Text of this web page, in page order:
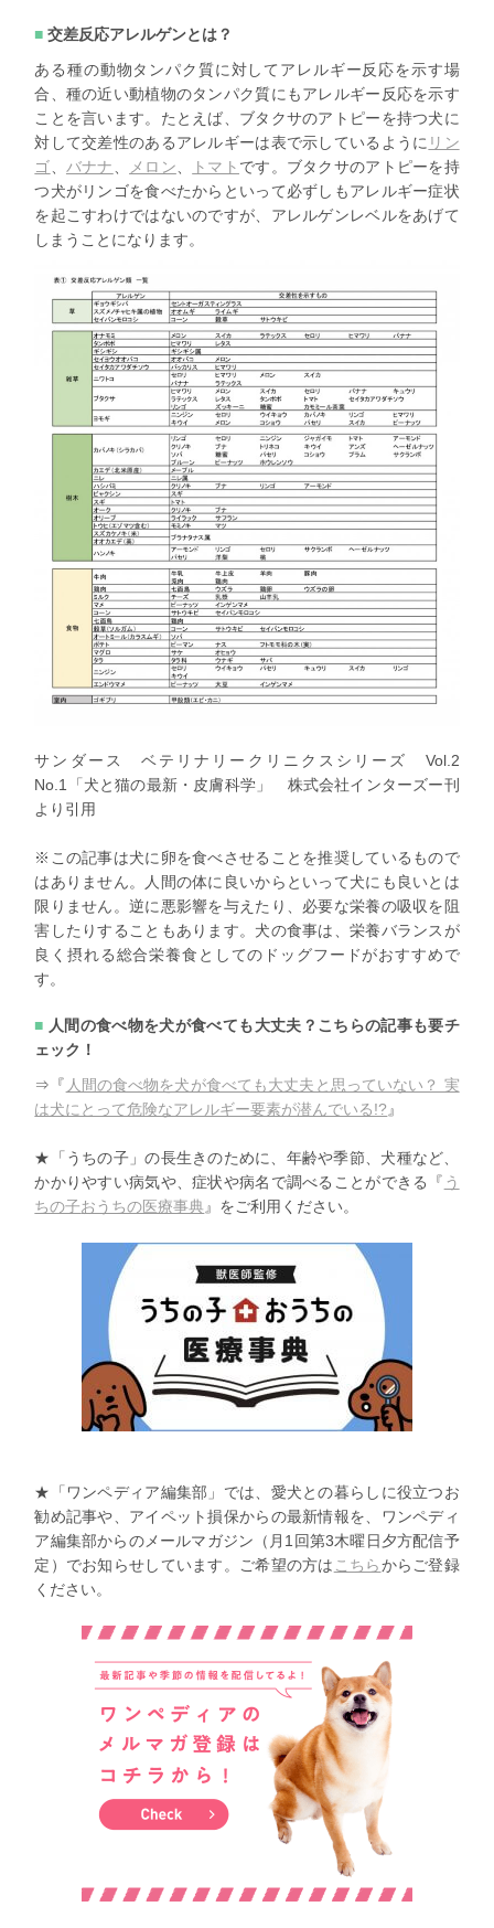
交差反応アレルゲンとは？
ある種の動物タンパク質に対してアレルギー反応を示す場
合、種の近い動植物のタンパク質にもアレルギー反応を示す
ことを言います。たとえば、ブタクサのアトピーを持つ犬に
対して交差性のあるアレルギーは表で示しているように リン
ゴ
バナナ メロン トマト です。ブタクサのアトピーを持
つ犬がリンゴを食べたからといって必ずしもアレルギー症状
を起こすわけではないのですが、アレルゲンレベルをあげて
しまうことになります。
サンダース ベテリナリークリニクスシリーズ Vol.2
No.1「犬と猫の最新・皮膚科学」 株式会社インターズー刊
より引用
※この記事は犬に卵を食べさせることを推奨しているもので
はありません。人間の体に良いからといって犬にも良いとは
限りません。逆に悪影響を与えたり、必要な栄養の吸収を阻
害したりすることもあります。犬の食事は、栄養バランスが
良く摂れる総合栄養食としてのドッグフードがおすすめで
す。
人間の食べ物を犬が食べても大丈夫？こちらの記事も要チ
ェック！
⇒『 人間の食べ物を犬が食べても大丈夫と思っていない？ 実
は犬にとって危険なアレルギー要素が潜んでいる!?』
★「うちの子」の長生きのために、年齢や季節、犬種など、
かかりやすい病気や、症状や病名で調べることができる『 う
ちの子おうちの医療事典』をご利用ください。
★「ワンペディア編集部」では、愛犬との暮らしに役立つお
勧め記事や、アイペット損保からの最新情報を、ワンペディ
ア編集部からのメールマガジン（月1回第3木曜日夕方配信予
定）でお知らせしています。ご希望の方は こちらからご登録
ください。